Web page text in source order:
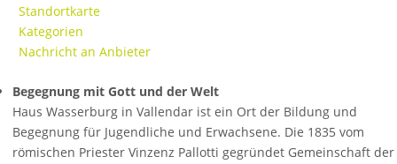
Standortkarte
Kategorien
Nachricht an Anbieter
Begegnung mit Gott und der Welt
Haus Wasserburg in Vallendar ist ein Ort der Bildung und
Begegnung für Jugendliche und Erwachsene. Die 1835 vom
römischen Priester Vinzenz Pallotti gegründet Gemeinschaft der